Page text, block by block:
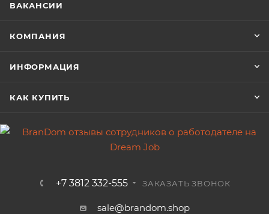
ВАКАНСИИ
КОМПАНИЯ
ИНФОРМАЦИЯ
КАК КУПИТЬ
+7 3812 332-555 ЗАКАЗАТЬ ЗВОНОК
sale@brandom.shop